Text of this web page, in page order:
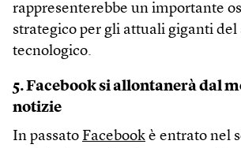
rappresenterebbe un importante
strategico per gli attuali giganti del
tecnologico.
5. Facebook si allontanerà dal
notizie
In passato Facebook è entrato nel